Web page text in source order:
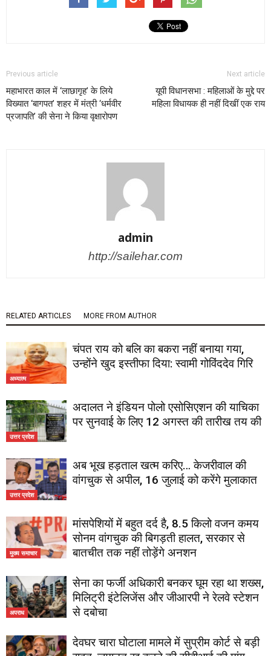
Previous article
महाभारत काल में ‘लाछागृह’ के लिये
विख्यात ‘बागपत’ शहर में मंत्री ‘धर्मवीर
प्रजापति’ की सेना ने किया वृक्षारोपण
Next article
यूपी विधानसभा : महिलाओं के मुद्दे पर
महिला विधायक ही नहीं दिखीं एक राय
admin
http://sailehar.com
RELATED ARTICLES MORE FROM AUTHOR
अध्यात्म
चंपत राय को बलि का बकरा नहीं बनाया गया,
उन्होंने खुद इस्तीफा दिया: स्वामी गोविंददेव गिरि
उत्तर प्रदेश
अदालत ने इंडियन पोलो एसोसिएशन की याचिका
पर सुनवाई के लिए 12 अगस्त की तारीख तय की
उत्तर प्रदेश
अब भूख हड़ताल खत्म करिए… केजरीवाल की
वांगचुक से अपील, 16 जुलाई को करेंगे मुलाकात
मुख्य समाचार
मांसपेशियों में बहुत दर्द है, 8.5 किलो वजन कमय
सोनम वांगचुक की बिगड़ती हालत, सरकार से
बातचीत तक नहीं तोड़ेंगे अनशन
अपराध
सेना का फर्जी अधिकारी बनकर घूम रहा था शख्स,
मिलिट्री इंटेलिजेंस और जीआरपी ने रेलवे स्टेशन
से दबोचा
देवघर चारा घोटाला मामले में सुप्रीम कोर्ट से बड़ी